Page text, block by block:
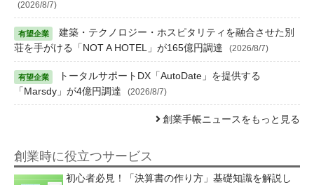
(2026/8/7)
建築・テクノロジー・ホスピタリティを融合させた別
荘を手がける「NOT A HOTEL」が165億円調達
(2026/8/7)
トータルサポートDX「AutoDate」を提供する
「Marsdy」が4億円調達
(2026/8/7)
創業手帳ニュースをもっと見る
創業時に役立つサービス
初心者必見！「決算書の作り方」基礎知識を解説し